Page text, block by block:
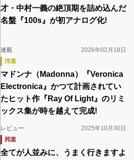
才・中村一義の絶頂期を詰め込んだ
名盤『100s』が初アナログ化!
連載
2026年02月18日
洋楽
マドンナ（Madonna）『Veronica
Electronica』かつて計画されてい
たヒット作『Ray Of Light』のリミ
ックス集が時を越えて完成!
レビュー
2025年10月30日
邦楽
全てが人並みに、うまく行きますよ